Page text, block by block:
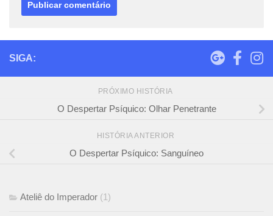
SIGA:
PRÓXIMO HISTÓRIA
O Despertar Psíquico: Olhar Penetrante
HISTÓRIA ANTERIOR
O Despertar Psíquico: Sanguíneo
Ateliê do Imperador (1)